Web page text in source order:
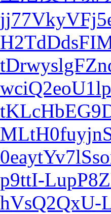
p9ttI-
hVsQ2QxU-